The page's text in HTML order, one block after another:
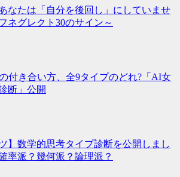
なたは「自分を後回し」にしていませ
ネグレクト30のサイン～
付き合い方、全9タイプのどれ?「AI女
断」公開
】数学的思考タイプ診断を公開しまし
率派？幾何派？論理派？